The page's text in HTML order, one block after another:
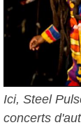
Ici, Steel
concerts